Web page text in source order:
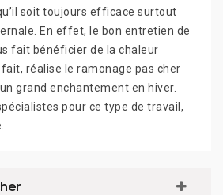
soit toujours efficace surtout
En effet, le bon entretien de
fait bénéficier de la chaleur
fait, réalise le ramonage pas cher
grand enchantement en hiver.
pour ce type de travail,